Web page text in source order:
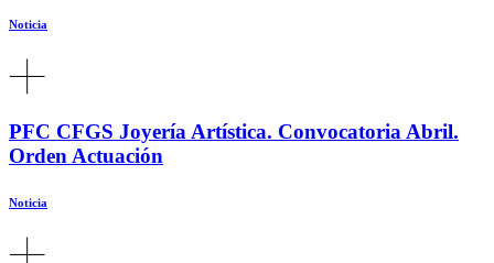
Noticia
PFC CFGS Joyería Artística. Convocatoria Abril.
Orden Actuación
Noticia